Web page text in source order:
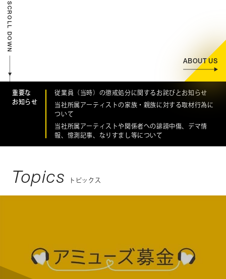
SCROLL DOWN
ABOUT US
重要な
お知らせ
従業員（当時）の懲戒処分に関するお詫びとお知らせ
当社所属アーティストの家族・親族に対する取材行為に
ついて
当社所属アーティストや関係者への誹謗中傷、デマ情
報、憶測記事、なりすまし等について
Topics トピックス